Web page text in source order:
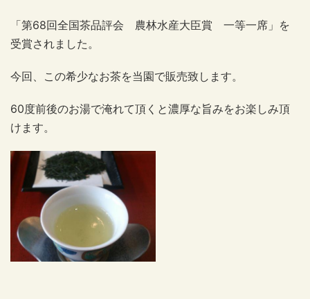
「第68回全国茶品評会 農林水産大臣賞 一等一席」を
受賞されました。
今回、この希少なお茶を当園で販売致します。
60度前後のお湯で淹れて頂くと濃厚な旨みをお楽しみ頂
けます。